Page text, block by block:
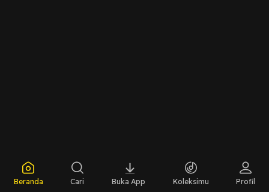
Beranda Cari Buka App Koleksimu Profil